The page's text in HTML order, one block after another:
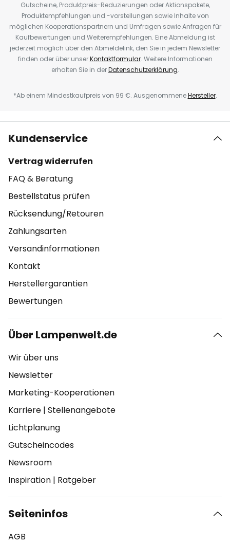
Gutscheine, Produktpreis-Reduzierungen oder Aktionspakete,
Produktempfehlungen und -vorstellungen sowie Inhalte von
möglichen Kooperationspartnern und Umfragen sowie Anfragen für
Kaufbewertungen und Weiterempfehlungen. Eine Abmeldung ist
jederzeit möglich über den Abmeldelink, den Sie in jedem Newsletter
finden oder über unserKontaktformular. Weitere Informationen
erhalten Sie in derDatenschutzerklärung.
*Ab einem Mindestkaufpreis von 99 €. AusgenommeneHersteller.
Kundenservice
Vertrag widerrufen
FAQ & Beratung
Bestellstatus prüfen
Rücksendung/Retouren
Zahlungsarten
Versandinformationen
Kontakt
Herstellergarantien
Bewertungen
Über Lampenwelt.de
Wir über uns
Newsletter
Marketing-Kooperationen
Karriere | Stellenangebote
Lichtplanung
Gutscheincodes
Newsroom
Inspiration | Ratgeber
Seiteninfos
AGB